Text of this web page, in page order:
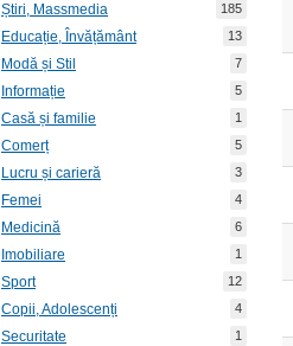
Știri, Massmedia 185
Educație, Învățământ 13
Modă și Stil 7
Informație 5
Casă și familie 1
Comerț 5
Lucru și carieră 3
Femei 4
Medicină 6
Imobiliare 1
Sport 12
Copii, Adolescenți 4
Securitate 1